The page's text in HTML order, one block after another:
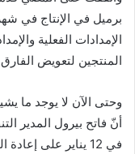
برميل في الإنتاج في
الإمدادات الفعلية
المنتجين لتعويض
وحتى الآن لا يوجد ما
أنّ فاتح بيرول المدير
في 12 يناير على إعادة النظر في الأمر.